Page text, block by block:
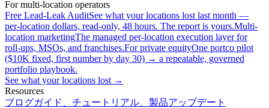
For multi-location operators
Free Lead-Leak AuditSee what your locations lost last month —
per-location dollars, read-only, 48 hours. The report is yours.Multi-
location marketingThe managed per-location execution layer for
roll-ups, MSOs, and franchises.For private equityOne portco pilot
($10K fixed, first number by day 30) → a repeatable, governed
portfolio playbook.
See what your locations lost →
Resources
ブログガイド、チュートリアル、製品アップデート